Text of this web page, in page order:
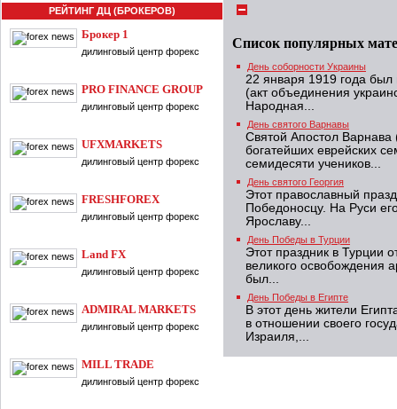
РЕЙТИНГ ДЦ (БРОКЕРОВ)
Брокер 1
дилинговый центр форекс
PRO FINANCE GROUP
дилинговый центр форекс
UFXMARKETS
дилинговый центр форекс
FRESHFOREX
дилинговый центр форекс
Land FX
дилинговый центр форекс
ADMIRAL MARKETS
дилинговый центр форекс
MILL TRADE
дилинговый центр форекс
Список популярных
День соборности Украины
22 января 1919 года
(акт объединения
Народная...
День святого Варнавы
Святой Апостол
богатейших еврейских
семидесяти учеников...
День святого Георгия
Этот православный
Победоносцу. На Руси
Ярославу...
День Победы в Турции
Этот праздник в Турции
великого
был...
День Победы в Египте
В этот день жители
в отношении своего
Израиля,...